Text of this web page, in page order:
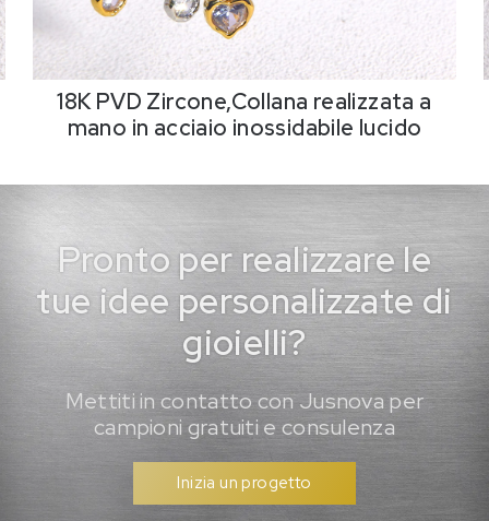
18K PVD Zircone,Collana realizzata a
mano in acciaio inossidabile lucido
Pronto per realizzare le
tue idee personalizzate di
gioielli?
Mettiti in contatto con Jusnova per
campioni gratuiti e consulenza
Inizia un progetto